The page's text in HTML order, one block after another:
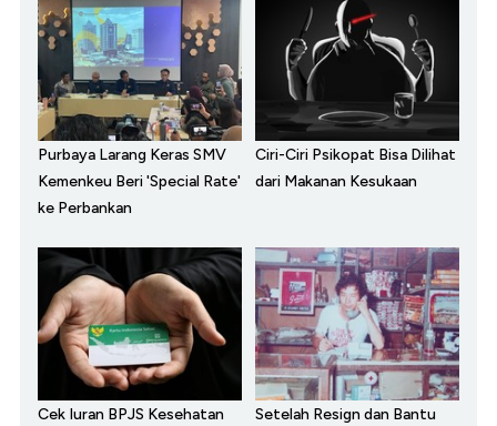
Purbaya Larang Keras SMV
Kemenkeu Beri 'Special Rate'
ke Perbankan
Ciri-Ciri Psikopat Bisa Dilihat
dari Makanan Kesukaan
Cek Iuran BPJS Kesehatan
Setelah Resign dan Bantu